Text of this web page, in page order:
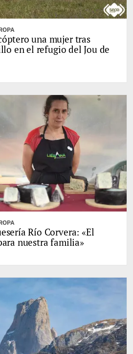
una mujer tras
en el refugio del Jou de
Río Corvera: «El
nuestra familia»